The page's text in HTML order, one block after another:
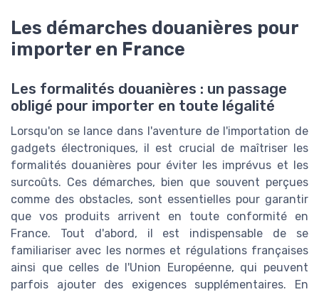
Les démarches douanières pour
importer en France
Les formalités douanières : un passage
obligé pour importer en toute légalité
Lorsqu'on se lance dans l'aventure de l'importation de
gadgets électroniques, il est crucial de maîtriser les
formalités douanières pour éviter les imprévus et les
surcoûts. Ces démarches, bien que souvent perçues
comme des obstacles, sont essentielles pour garantir
que vos produits arrivent en toute conformité en
France. Tout d'abord, il est indispensable de se
familiariser avec les normes et régulations françaises
ainsi que celles de l'Union Européenne, qui peuvent
parfois ajouter des exigences supplémentaires. En